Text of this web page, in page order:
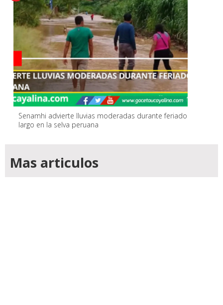
Senamhi advierte lluvias moderadas durante feriado
largo en la selva peruana
Mas articulos